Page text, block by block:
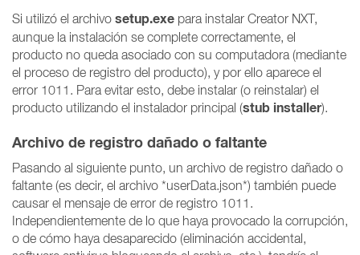
Si utilizó el archivo setup.exe para instalar Creator NXT,
aunque la instalación se complete correctamente, el
producto no queda asociado con su computadora (mediante
el proceso de registro del producto), y por ello aparece el
error 1011. Para evitar esto, debe instalar (o reinstalar) el
producto utilizando el instalador principal (stub installer).
Archivo de registro dañado o faltante
Pasando al siguiente punto, un archivo de registro dañado o
faltante (es decir, el archivo *userData.json*) también puede
causar el mensaje de error de registro 1011.
Independientemente de lo que haya provocado la corrupción,
o de cómo haya desaparecido (eliminación accidental,